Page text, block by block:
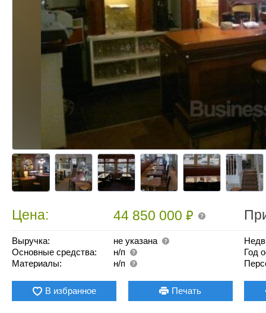
Цена: 44 850 000₽
Выручка:
не указана
Основные средства:
н/п
Материалы:
н/п
Год
В избранное Печать